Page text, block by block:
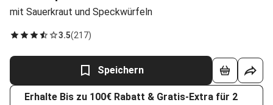
mit Sauerkraut und Speckwürfeln
3.5(217)
Speichern
Erhalte Bis zu 100€ Rabatt & Gratis-Extra für 2